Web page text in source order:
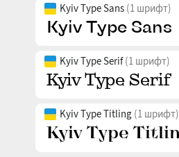
Kyiv Type Sans (1 шрифт)
Kyiv Type Serif(1 шрифт)
Kyiv Type Titling (1 шрифт)